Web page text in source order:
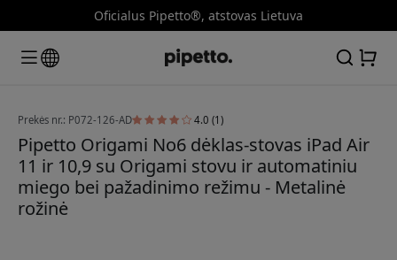
Oficialus Pipetto®, atstovas Lietuva
Prekės nr.: P072-126-AD 4.0 (1)
Pipetto Origami No6 dėklas-stovas iPad Air
11 ir 10,9 su Origami stovu ir automatiniu
miego bei pažadinimo režimu - Metalinė
rožinė